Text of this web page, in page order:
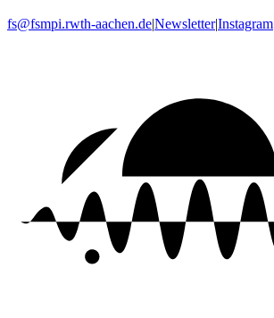
fs@fsmpi.rwth-aachen.de|Newsletter|Instagram